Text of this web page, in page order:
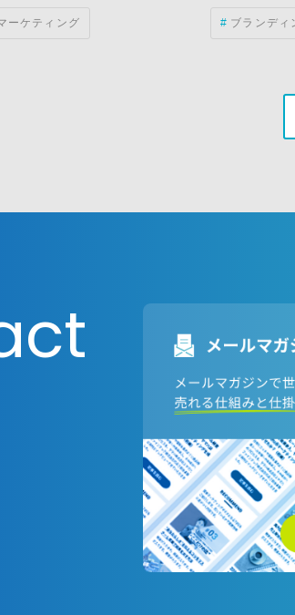
ーケティング ブランディ